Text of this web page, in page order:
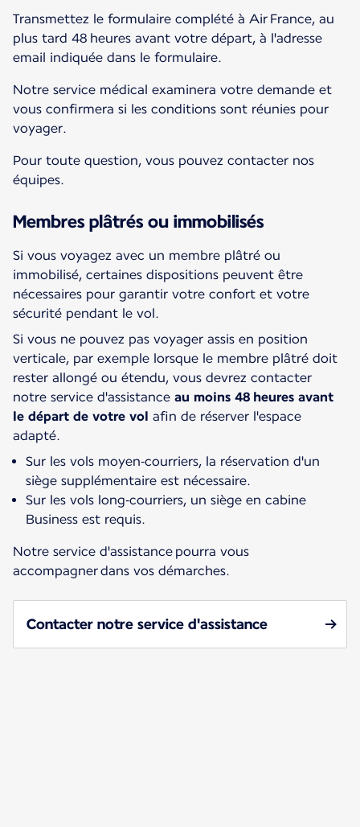
Transmettez le formulaire complété à Air France, au
plus tard 48 heures avant votre départ, à l'adresse
email indiquée dans le formulaire.
Notre service médical examinera votre demande et
vous confirmera si les conditions sont réunies pour
voyager.
Pour toute question, vous pouvez contacter nos
équipes.
Membres plâtrés ou immobilisés
Si vous voyagez avec un membre plâtré ou
immobilisé, certaines dispositions peuvent être
nécessaires pour garantir votre confort et votre
sécurité pendant le vol.
Si vous ne pouvez pas voyager assis en position
verticale, par exemple lorsque le membre plâtré doit
rester allongé ou étendu, vous devrez contacter
notre service d'assistance au moins 48 heures avant
le départ de votre vol afin de réserver l'espace
adapté.
Sur les vols moyen‑courriers, la réservation d'un
siège supplémentaire est nécessaire.
Sur les vols long‑courriers, un siège en cabine
Business est requis.
Notre service d'assistance pourra vous
accompagner dans vos démarches.
Contacter notre service d'assistance